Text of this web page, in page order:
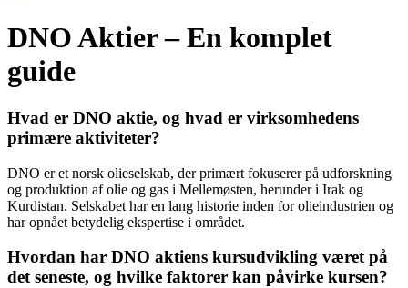
DNO Aktier – En komplet
guide
Hvad er DNO aktie, og hvad er virksomhedens
primære aktiviteter?
DNO er et norsk olieselskab, der primært fokuserer på udforskning
og produktion af olie og gas i Mellemøsten, herunder i Irak og
Kurdistan. Selskabet har en lang historie inden for olieindustrien og
har opnået betydelig ekspertise i området.
Hvordan har DNO aktiens kursudvikling været på
det seneste, og hvilke faktorer kan påvirke kursen?